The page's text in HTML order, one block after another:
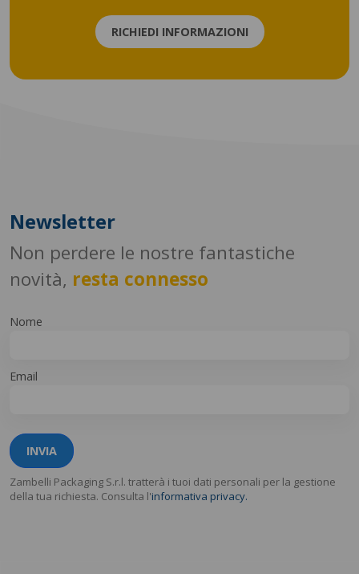
RICHIEDI INFORMAZIONI
Newsletter
Non perdere le nostre fantastiche
novità, resta connesso
Nome
Email
INVIA
Zambelli Packaging S.r.l. tratterà i tuoi dati personali per la gestione
della tua richiesta. Consulta l'informativa privacy.